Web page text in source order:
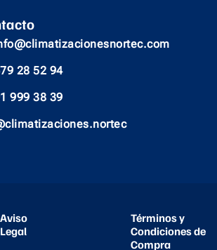
28 52 94
999 38 39
Aviso
Legal
Términos y
Condiciones de
Compra